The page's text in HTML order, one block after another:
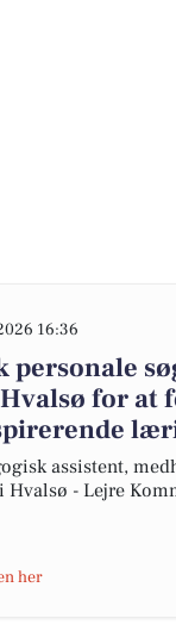
16:36
personale
for at
assistent,
- Lejre
her